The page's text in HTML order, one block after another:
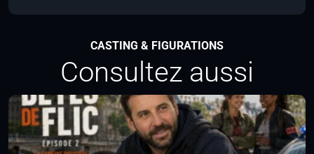
CASTING & FIGURATIONS
Consultez aussi